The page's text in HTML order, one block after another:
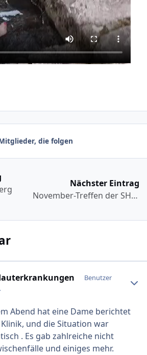
die folgen
Nächster Eintrag
November-Treffen der SHG Ostheim
Benutzer
Abend hat eine Dame berichtet
und die Situation war
. Es gab zahlreiche nicht
und einiges mehr.